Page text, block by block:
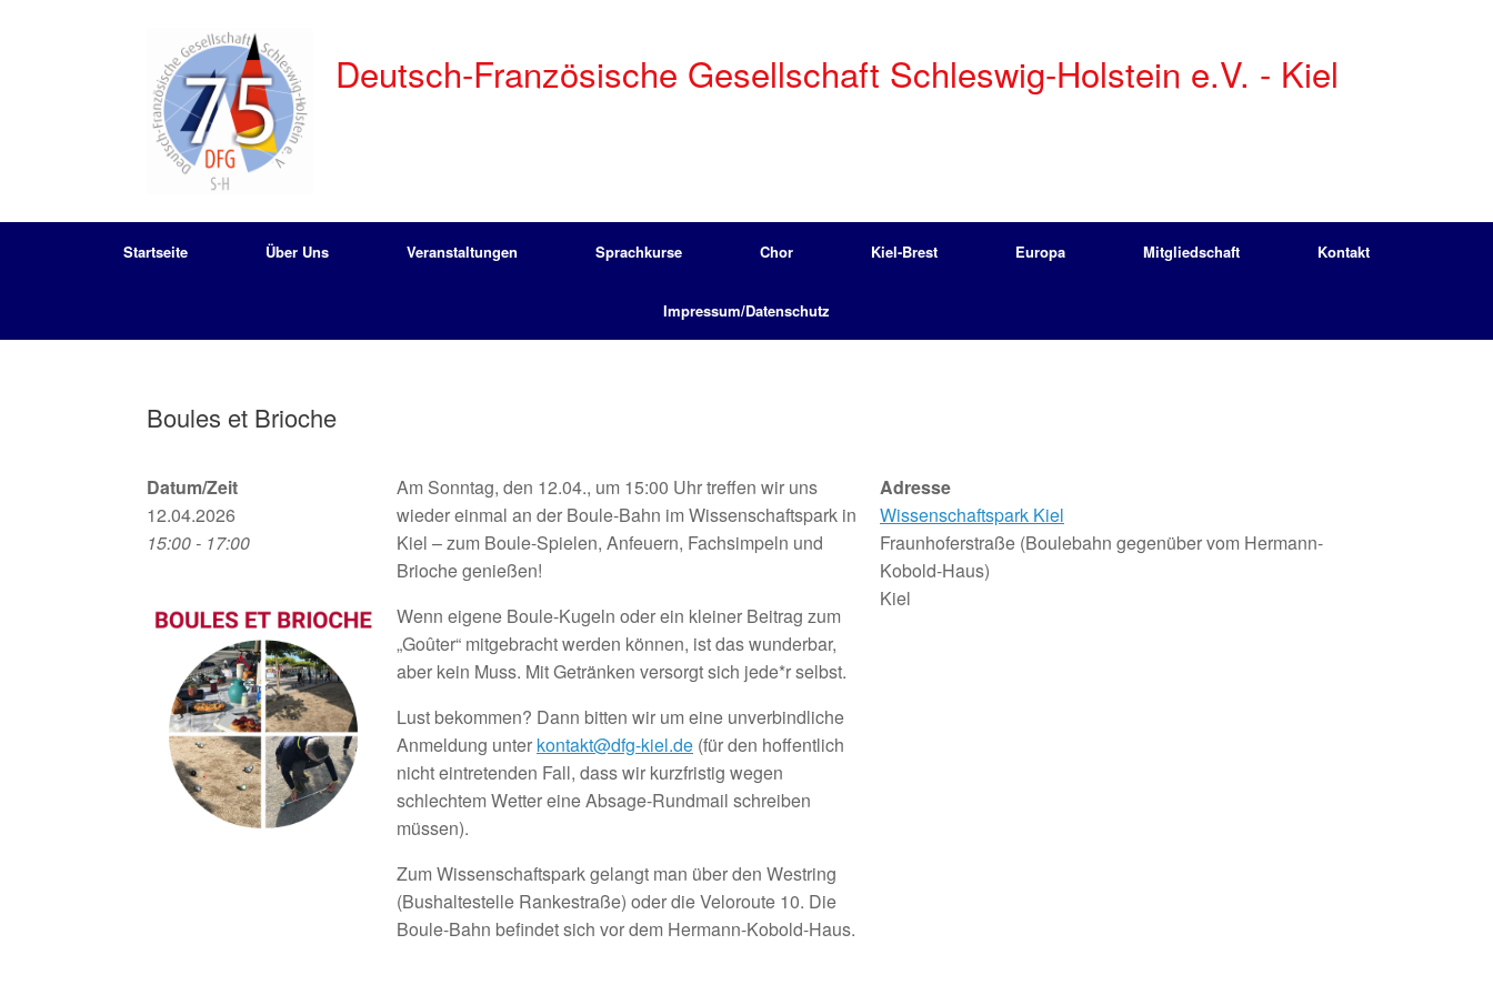
Deutsch-Französische Gesellschaft Schleswig-Holstein e.V. - Kiel
Startseite Über Uns Veranstaltungen Sprachkurse Chor Kiel-Brest Europa Mitgliedschaft Kontakt
Impressum/Datenschutz
Boules et Brioche
Datum/Zeit
12.04.2026
15:00 - 17:00
Am Sonntag, den 12.04., um 15:00 Uhr treffen wir uns
wieder einmal an der Boule-Bahn im Wissenschaftspark in
Kiel – zum Boule-Spielen, Anfeuern, Fachsimpeln und
Brioche genießen!
Wenn eigene Boule-Kugeln oder ein kleiner Beitrag zum
„Goûter“ mitgebracht werden können, ist das wunderbar,
aber kein Muss. Mit Getränken versorgt sich jede*r selbst.
Lust bekommen? Dann bitten wir um eine unverbindliche
Anmeldung unter kontakt@dfg-kiel.de (für den hoffentlich
nicht eintretenden Fall, dass wir kurzfristig wegen
schlechtem Wetter eine Absage-Rundmail schreiben
müssen).
Zum Wissenschaftspark gelangt man über den Westring
(Bushaltestelle Rankestraße) oder die Veloroute 10. Die
Boule-Bahn befindet sich vor dem Hermann-Kobold-Haus.
Adresse
Wissenschaftspark Kiel
Fraunhoferstraße (Boulebahn gegenüber vom Hermann-
Kobold-Haus)
Kiel